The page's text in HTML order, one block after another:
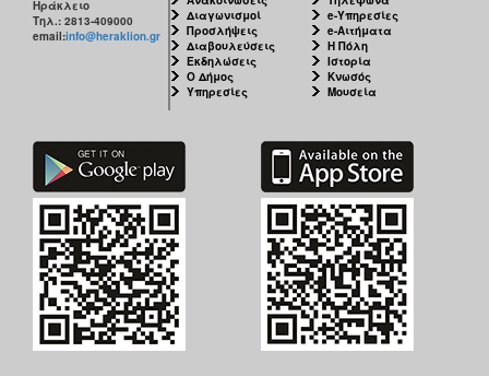
Ηράκλειο
Τηλ.: 2813-409000
email:info@heraklion.gr
Διαγωνισμοί
Προσλήψεις
Διαβουλεύσεις
Εκδηλώσεις
Ο Δήμος
Υπηρεσίες
e-Υπηρεσίες
e-Αιτήματα
Η Πόλη
Ιστορία
Κνωσός
Μουσεία